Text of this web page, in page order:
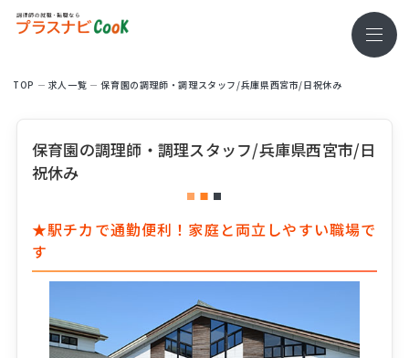
TOP 求⼈⼀覧 保育園の調理師・調理スタッフ/兵庫県西宮市/日祝休み
保育園の調理師・調理スタッフ/兵庫県西宮市/日
祝休み
★駅チカで通勤便利！家庭と両立しやすい職場で
す